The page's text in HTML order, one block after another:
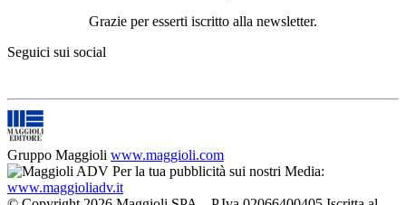
Grazie per esserti iscritto alla newsletter.
Seguici sui social
Gruppo Maggioli www.maggioli.com
Per la tua pubblicità sui nostri Media:
www.maggioliadv.it